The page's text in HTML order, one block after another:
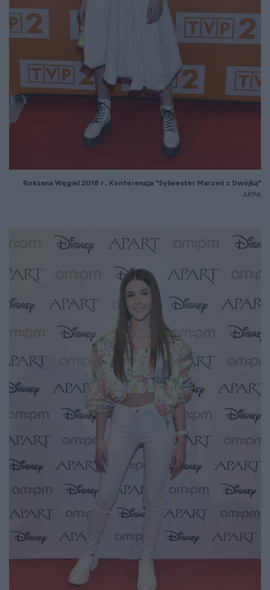
Roksana Węgiel 2018 r., Konferencja "Sylwester Marzeń z Dwójką"
AKPA